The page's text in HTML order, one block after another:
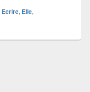
Ecrire, Elle,